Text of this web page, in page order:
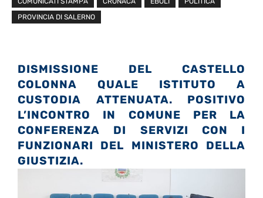
PROVINCIA DI SALERNO
DISMISSIONE DEL CASTELLO
COLONNA QUALE ISTITUTO A
CUSTODIA ATTENUATA. POSITIVO
L’INCONTRO IN COMUNE PER LA
CONFERENZA DI SERVIZI CON I
FUNZIONARI DEL MINISTERO DELLA
GIUSTIZIA.